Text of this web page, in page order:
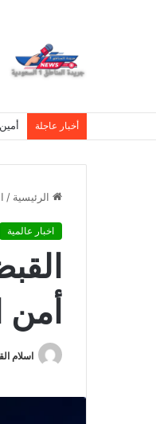
أخبار عاجلة
الرئيسية /
اخبار عالمية
أمن
اسلام